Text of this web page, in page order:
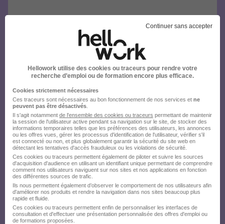
Continuer sans accepter
Hellowork utilise des cookies ou traceurs pour rendre votre
recherche d’emploi ou de formation encore plus efficace.
Cookies strictement nécessaires
Ces traceurs sont nécessaires au bon fonctionnement de nos services et ne
peuvent pas être désactivés
Il s'agit notamment de l'ensemble des cookies ou traceurs permettant de maintenir
la session de l'utilisateur active pendant sa navigation sur le site, de stocker des
informations temporaires telles que les préférences des utilisateurs, les annonces
ou les offres vues, gérer les processus d'identification de l'utilisateur, vérifier s'il
est connecté ou non, et plus globalement garantir la sécurité du site web en
détectant les tentatives d'accès frauduleux ou les violations de sécurité.
Ces cookies ou traceurs permettent également de piloter et suivre les sources
d'acquisition d'audience en utilisant un identifiant unique permettant de comprendre
comment nos utilisateurs naviguent sur nos sites et nos applications en fonction
des différentes sources de trafic.
Ils nous permettent également d’observer le comportement de nos utilisateurs afin
d'améliorer nos produits et rendre la navigation dans nos sites beaucoup plus
rapide et fluide.
Ces cookies ou traceurs permettent enfin de personnaliser les interfaces de
consultation et d'effectuer une présentation personnalisée des offres d'emploi ou
de formations proposées.